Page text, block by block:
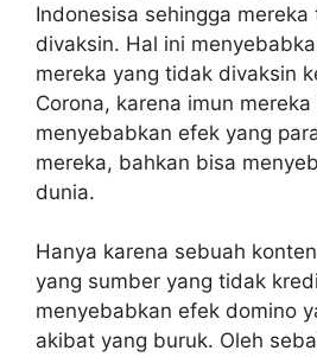
Indonesisa sehingga mereka
divaksin. Hal ini
mereka yang tidak divaksin
Corona, karena imun
menyebabkan efek yang
mereka, bahkan bisa
dunia.
Hanya karena sebuah
yang sumber yang tidak
menyebabkan efek domino
akibat yang buruk. Oleh